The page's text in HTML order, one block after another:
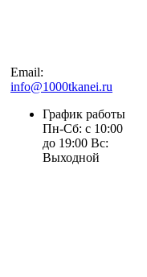
Email:
info@1000tkanei.ru
График работы
Пн-Сб: с 10:00
до 19:00 Вс:
Выходной